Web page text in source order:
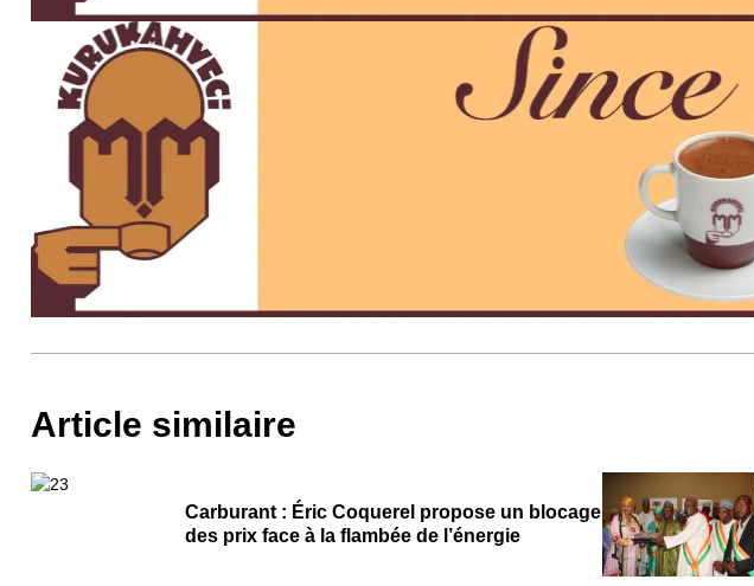
Article similaire
Carburant : Éric Coquerel propose un blocage
des prix face à la flambée de l’énergie